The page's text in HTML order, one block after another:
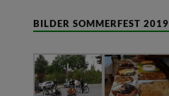
BILDER SOMMERFEST 2019